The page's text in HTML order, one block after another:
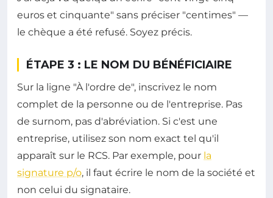
euros et cinquante" sans préciser "centimes" —
le chèque a été refusé. Soyez précis.
ÉTAPE 3 : LE NOM DU BÉNÉFICIAIRE
Sur la ligne "À l'ordre de", inscrivez le nom
complet de la personne ou de l'entreprise. Pas
de surnom, pas d'abréviation. Si c'est une
entreprise, utilisez son nom exact tel qu'il
apparaît sur le RCS. Par exemple, pour la
signature p/o, il faut écrire le nom de la société et
non celui du signataire.